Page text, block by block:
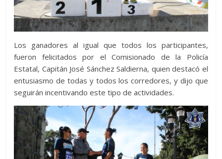
Los ganadores al igual que todos los participantes,
fueron felicitados por el Comisionado de la Policía
Estatal, Capitán José Sánchez Saldierna, quien destacó el
entusiasmo de todas y todos los corredores, y dijo que
seguirán incentivando este tipo de actividades.